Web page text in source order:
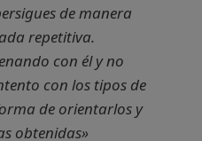
de manera
repetitiva.
con él y no
con los tipos de
de orientarlos y
obtenidas»